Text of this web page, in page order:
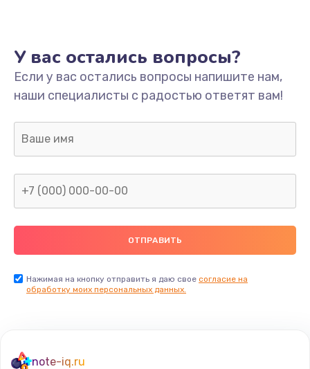
У вас остались вопросы?
Если у вас остались вопросы напишите нам,
наши специалисты с радостью ответят вам!
Нажимая на кнопку отправить я даю свое согласие на
обработку моих персональных данных.
note-iq.ru